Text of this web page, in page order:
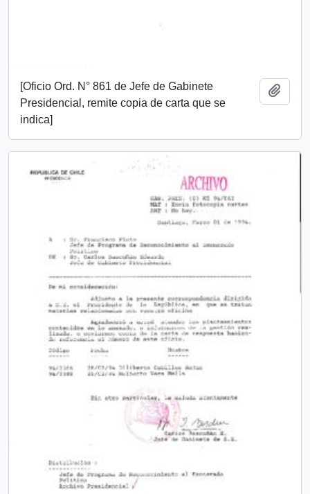
[Oficio Ord. N° 861 de Jefe de Gabinete
Presidencial, remite copia de carta que se
indica]